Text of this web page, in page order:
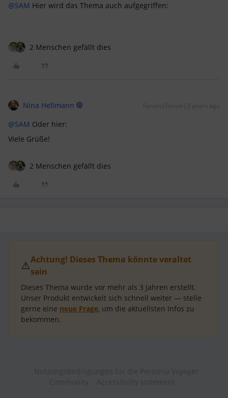
@SAM Hier wird das Thema auch aufgegriffen:
2 Menschen gefällt dies
Nina Hellmann Forum|Forum|3 years ago
@SAM Oder hier:
Viele Grüße!
2 Menschen gefällt dies
⚠️Achtung! Dieses Thema könnte veraltet
sein
Dieses Thema wurde vor mehr als 3 Jahren erstellt.
Unser Produkt entwickelt sich schnell weiter — stelle
gerne eine neue Frage, um die aktuellsten Infos zu
bekommen.